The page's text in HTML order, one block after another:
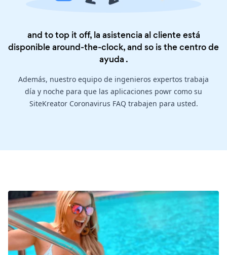
and to top it off, la asistencia al cliente está
disponible around-the-clock, and so is thecentro de
ayuda .
Además, nuestro equipo de ingenieros expertos trabaja
día y noche para que las aplicaciones powr como su
SiteKreator Coronavirus FAQ trabajen para usted.